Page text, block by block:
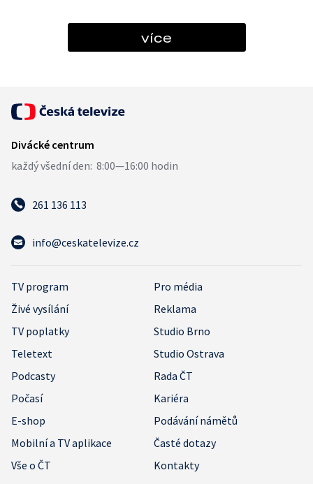
více
261 136 113
info@ceskatelevize.cz
TV program
Pro média
Živé vysílání
Reklama
TV poplatky
Studio Brno
Teletext
Studio Ostrava
Podcasty
Rada ČT
Počasí
Kariéra
E-shop
Podávání námětů
Mobilní a TV aplikace
Časté dotazy
Vše o ČT
Kontakty